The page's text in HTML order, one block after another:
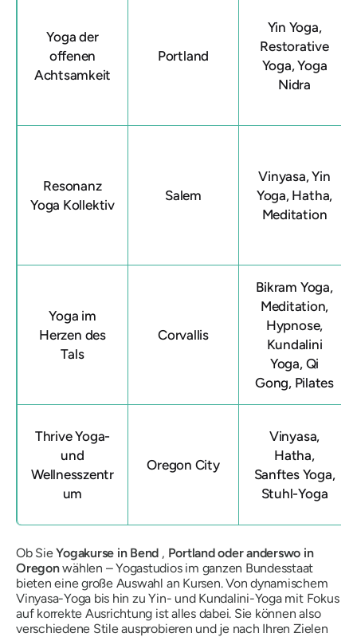
Yoga der
offenen
Achtsamkeit
Portland
Yin Yoga,
Restorative
Yoga, Yoga
Nidra
Resonanz
Yoga Kollektiv
Salem
Vinyasa, Yin
Yoga, Hatha,
Meditation
Yoga im
Herzen des
Tals
Corvallis
Bikram Yoga,
Meditation,
Hypnose,
Kundalini
Yoga, Qi
Gong, Pilates
Thrive Yoga-
und
Wellnesszentr
um
Oregon City
Vinyasa,
Hatha,
Sanftes Yoga,
Stuhl-Yoga
Ob SieYogakurse in Bend , Portland oder anderswo in
Oregonwählen – Yogastudios im ganzen Bundesstaat
bieten eine große Auswahl an Kursen. Von dynamischem
Vinyasa-Yoga bis hin zu Yin- und Kundalini-Yoga mit Fokus
auf korrekte Ausrichtung ist alles dabei. Sie können also
verschiedene Stile ausprobieren und je nach Ihren Zielen